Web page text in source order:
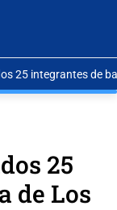
25 integrantes de
25
de Los